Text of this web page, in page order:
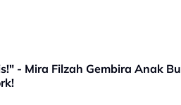
- Mira Filzah Gembira Anak